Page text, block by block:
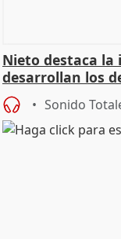
Nieto destaca
desarrollan los
Sonido